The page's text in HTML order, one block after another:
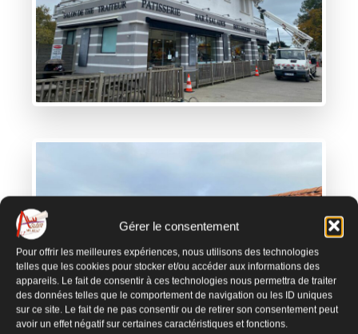
Gérer le consentement
Pour offrir les meilleures expériences, nous utilisons des technologies
telles que les cookies pour stocker et/ou accéder aux informations des
appareils. Le fait de consentir à ces technologies nous permettra de traiter
des données telles que le comportement de navigation ou les ID uniques
sur ce site. Le fait de ne pas consentir ou de retirer son consentement peut
avoir un effet négatif sur certaines caractéristiques et fonctions.